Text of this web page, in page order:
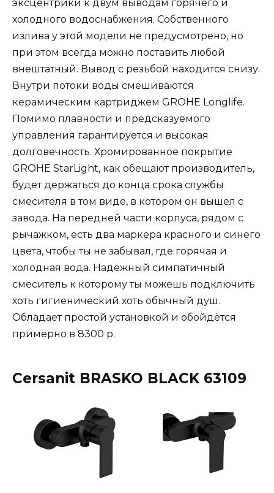
эксцентрики к двум выводам горячего и
холодного водоснабжения. Собственного
излива у этой модели не предусмотрено, но
при этом всегда можно поставить любой
внештатный. Вывод с резьбой находится снизу.
Внутри потоки воды смешиваются
керамическим картриджем GROHE Longlife.
Помимо плавности и предсказуемого
управления гарантируется и высокая
долговечность. Хромированное покрытие
GROHE StarLight, как обещают производитель,
будет держаться до конца срока службы
смесителя в том виде, в котором он вышел с
завода. На передней части корпуса, рядом с
рычажком, есть два маркера красного и синего
цвета, чтобы ты не забывал, где горячая и
холодная вода. Надёжный симпатичный
смеситель к которому ты можешь подключить
хоть гигиенический хоть обычный душ.
Обладает простой установкой и обойдётся
примерно в 8300 р.
Cersanit BRASKO BLACK 63109